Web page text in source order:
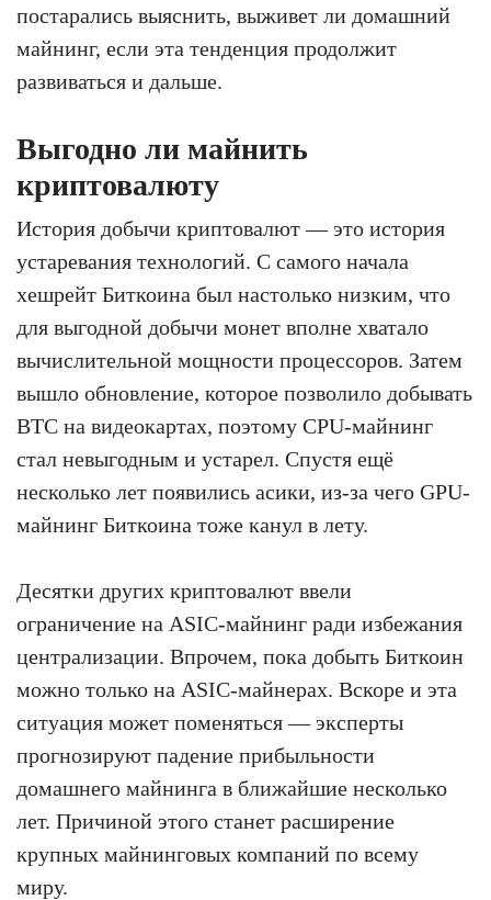
постарались выяснить, выживет ли домашний
майнинг, если эта тенденция продолжит
развиваться и дальше.
Выгодно ли майнить
криптовалюту
История добычи криптовалют — это история
устаревания технологий. С самого начала
хешрейт Биткоина был настолько низким, что
для выгодной добычи монет вполне хватало
вычислительной мощности процессоров. Затем
вышло обновление, которое позволило добывать
BTC на видеокартах, поэтому CPU-майнинг
стал невыгодным и устарел. Спустя ещё
несколько лет появились асики, из-за чего GPU-
майнинг Биткоина тоже канул в лету.
Десятки других криптовалют ввели
ограничение на ASIC-майнинг ради избежания
централизации. Впрочем, пока добыть Биткоин
можно только на ASIC-майнерах. Вскоре и эта
ситуация может поменяться — эксперты
прогнозируют падение прибыльности
домашнего майнинга в ближайшие несколько
лет. Причиной этого станет расширение
крупных майнинговых компаний по всему
миру.